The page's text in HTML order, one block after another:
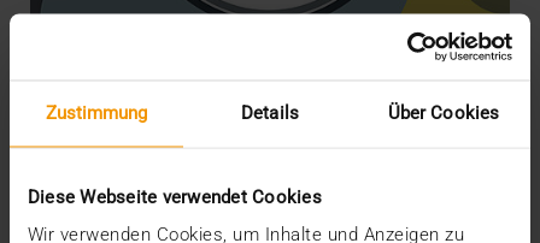
Zustimmung Details Über Cookies
Diese Webseite verwendet Cookies
Wir verwenden Cookies, um Inhalte und Anzeigen zu
Best in KLAS: Gemeinsam zum Erfolg
08.02.2024